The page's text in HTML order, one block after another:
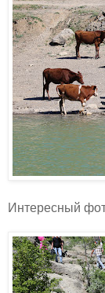
Интересный